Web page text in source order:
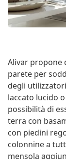
Alivar propone
parete per
degli
laccato lucido
possibilità di
terra con
con piedini
colonnine a
mensola